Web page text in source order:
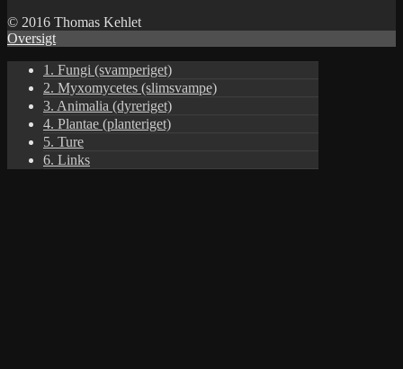
© 2016 Thomas Kehlet
Oversigt
1. Fungi (svamperiget)
2. Myxomycetes (slimsvampe)
3. Animalia (dyreriget)
4. Plantae (planteriget)
5. Ture
6. Links